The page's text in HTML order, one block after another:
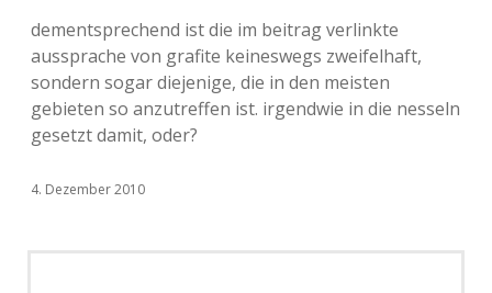
dementsprechend ist die im beitrag verlinkte
aussprache von grafite keineswegs zweifelhaft,
sondern sogar diejenige, die in den meisten
gebieten so anzutreffen ist. irgendwie in die nesseln
gesetzt damit, oder?
4. Dezember 2010